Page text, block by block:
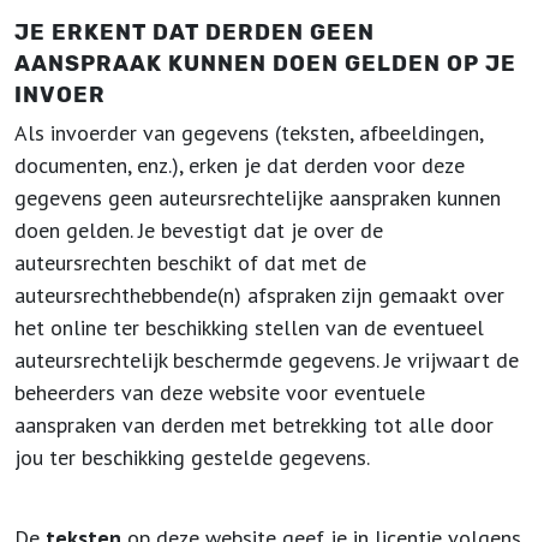
JE ERKENT DAT DERDEN GEEN
AANSPRAAK KUNNEN DOEN GELDEN OP JE
INVOER
Als invoerder van gegevens (teksten, afbeeldingen,
documenten, enz.), erken je dat derden voor deze
gegevens geen auteursrechtelijke aanspraken kunnen
doen gelden. Je bevestigt dat je over de
auteursrechten beschikt of dat met de
auteursrechthebbende(n) afspraken zijn gemaakt over
het online ter beschikking stellen van de eventueel
auteursrechtelijk beschermde gegevens. Je vrijwaart de
beheerders van deze website voor eventuele
aanspraken van derden met betrekking tot alle door
jou ter beschikking gestelde gegevens.